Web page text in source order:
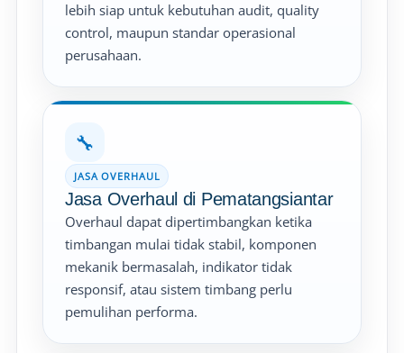
lebih siap untuk kebutuhan audit, quality
control, maupun standar operasional
perusahaan.
🔧
JASA OVERHAUL
Jasa Overhaul di Pematangsiantar
Overhaul dapat dipertimbangkan ketika
timbangan mulai tidak stabil, komponen
mekanik bermasalah, indikator tidak
responsif, atau sistem timbang perlu
pemulihan performa.